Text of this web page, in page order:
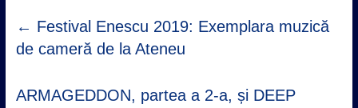
← Festival Enescu 2019: Exemplara muzică
de cameră de la Ateneu
ARMAGEDDON, partea a 2-a, și DEEP